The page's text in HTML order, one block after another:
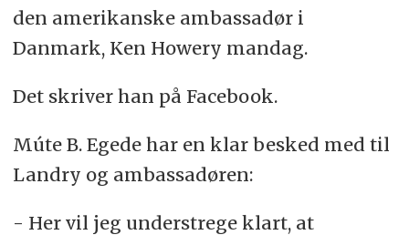
den amerikanske ambassadør i
Danmark, Ken Howery mandag.
Det skriver han på Facebook.
Múte B. Egede har en klar besked med til
Landry og ambassadøren:
- Her vil jeg understrege klart, at